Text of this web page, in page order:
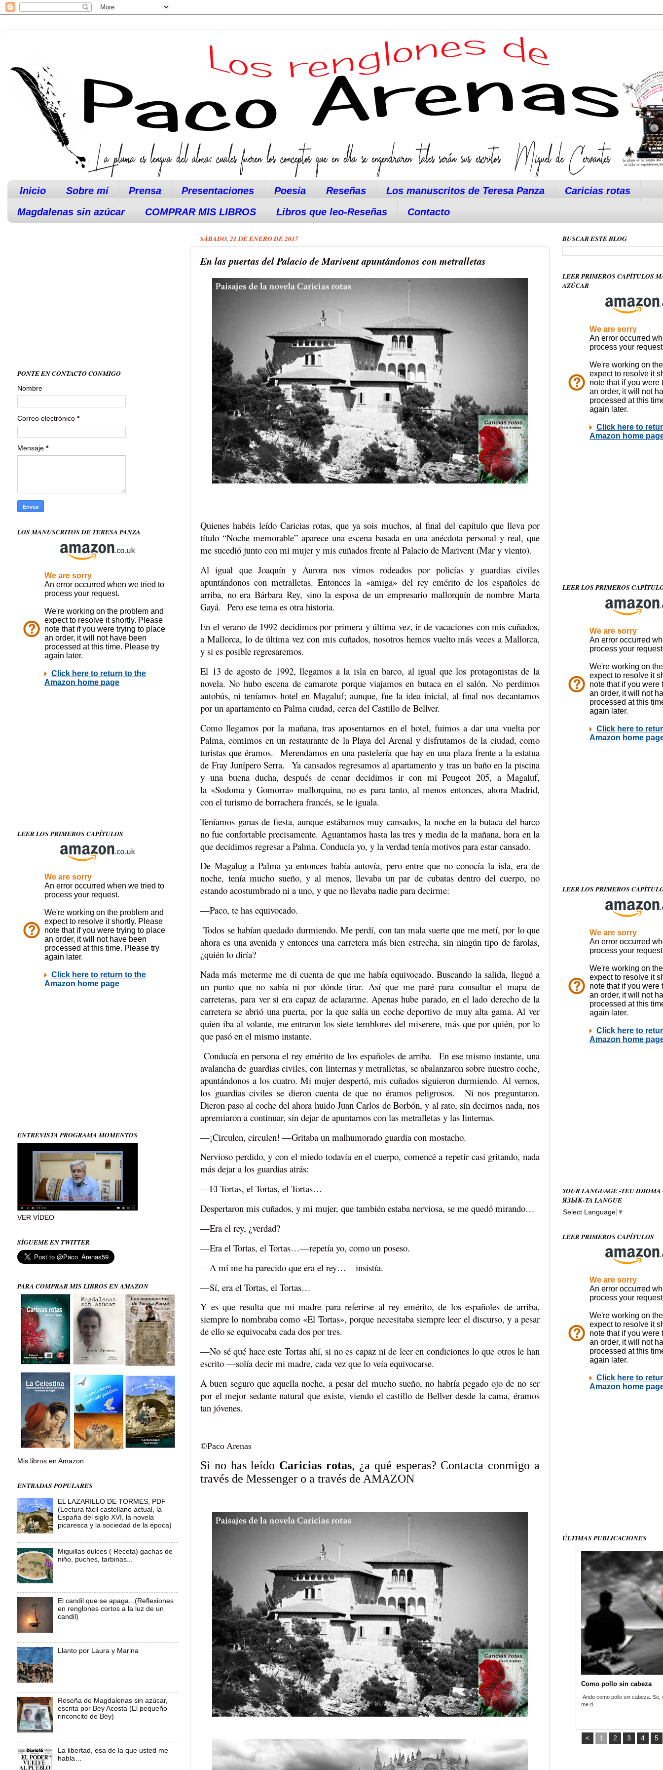
Inicio Sobre mí Prensa Presentaciones Poesía Reseñas Los manuscritos de Teresa Panza
Caricias rotas
Magdalenas sin azúcar
COMPRAR MIS LIBROS Libros que leo-Reseñas Contacto
SÁBADO, 21 DE ENERO DE 2017
En las puertas del Palacio de Marivent apuntándonos con metralletas
Quienes habéis leído Caricias rotas, que ya sois muchos, al final del capítulo que lleva por
título “Noche memorable” aparece una escena basada en una anécdota personal y real, que
me sucedió junto con mi mujer y mis cuñados frente al Palacio de Marivent (Mar y viento).
Al igual que Joaquín y Aurora nos vimos rodeados por policías y guardias civiles
apuntándonos con metralletas. Entonces la «amiga» del rey emérito de los españoles de
arriba, no era Bárbara Rey, sino la esposa de un empresario mallorquín de nombre Marta
Gayá. Pero ese tema es otra historia.
En el verano de 1992 decidimos por primera y última vez, ir de vacaciones con mis cuñados,
a Mallorca, lo de última vez con mis cuñados, nosotros hemos vuelto más veces a Mallorca,
y si es posible regresaremos.
El 13 de agosto de 1992, llegamos a la isla en barco, al igual que los protagonistas de la
novela. No hubo escena de camarote porque viajamos en butaca en el salón. No perdimos
autobús, ni teníamos hotel en Magaluf; aunque, fue la idea inicial, al final nos decantamos
por un apartamento en Palma ciudad, cerca del Castillo de Bellver.
Como llegamos por la mañana, tras aposentarnos en el hotel, fuimos a dar una vuelta por
Palma, comimos en un restaurante de la Playa del Arenal y disfrutamos de la ciudad, como
turistas que éramos. Merendamos en una pastelería que hay en una plaza frente a la estatua
de Fray Junípero Serra. Ya cansados regresamos al apartamento y tras un baño en la piscina
y una buena ducha, después de cenar decidimos ir con mi Peugeot 205, a Magaluf,
la «Sodoma y Gomorra» mallorquina, no es para tanto, al menos entonces, ahora Madrid,
con el turismo de borrachera francés, se le iguala.
Teníamos ganas de fiesta, aunque estábamos muy cansados, la noche en la butaca del barco
no fue confortable precisamente. Aguantamos hasta las tres y media de la mañana, hora en la
que decidimos regresar a Palma. Conducía yo, y la verdad tenía motivos para estar cansado.
De Magalug a Palma ya entonces había autovía, pero entre que no conocía la isla, era de
noche, tenía mucho sueño, y al menos, llevaba un par de cubatas dentro del cuerpo, no
estando acostumbrado ni a uno, y que no llevaba nadie para decirme:
—Paco, te has equivocado.
Todos se habían quedado durmiendo. Me perdí, con tan mala suerte que me metí, por lo que
ahora es una avenida y entonces una carretera más bien estrecha, sin ningún tipo de farolas,
¿quién lo diría?
Nada más meterme me di cuenta de que me había equivocado. Buscando la salida, llegué a
un punto que no sabía ni por dónde tirar. Así que me paré para consultar el mapa de
carreteras, para ver si era capaz de aclararme. Apenas hube parado, en el lado derecho de la
carretera se abrió una puerta, por la que salía un coche deportivo de muy alta gama. Al ver
quien iba al volante, me entraron los siete temblores del miserere, más que por quién, por lo
que pasó en el mismo instante.
Conducía en persona el rey emérito de los españoles de arriba. En ese mismo instante, una
avalancha de guardias civiles, con linternas y metralletas, se abalanzaron sobre nuestro coche,
apuntándonos a los cuatro. Mi mujer despertó, mis cuñados siguieron durmiendo. Al vernos,
los guardias civiles se dieron cuenta de que no éramos peligrosos. Ni nos preguntaron.
Dieron paso al coche del ahora huido Juan Carlos de Borbón, y al rato, sin decirnos nada, nos
apremiaron a continuar, sin dejar de apuntarnos con las metralletas y las linternas.
—¡Circulen, circulen! —Gritaba un malhumorado guardia con mostacho.
Nervioso perdido, y con el miedo todavía en el cuerpo, comencé a repetir casi gritando, nada
más dejar a los guardias atrás:
—El Tortas, el Tortas, el Tortas…
Despertaron mis cuñados, y mi mujer, que también estaba nerviosa, se me quedó mirando…
—Era el rey, ¿verdad?
—Era el Tortas, el Tortas…—repetía yo, como un poseso.
—A mí me ha parecido que era el rey…—insistía.
—Sí, era el Tortas, el Tortas…
Y es que resulta que mi madre para referirse al rey emérito, de los españoles de arriba,
siempre lo nombraba como «El Tortas», porque necesitaba siempre leer el discurso, y a pesar
de ello se equivocaba cada dos por tres.
—No sé qué hace este Tortas ahí, si no es capaz ni de leer en condiciones lo que otros le han
escrito —solía decir mi madre, cada vez que lo veía equivocarse.
A buen seguro que aquella noche, a pesar del mucho sueño, no habría pegado ojo de no ser
por el mejor sedante natural que existe, viendo el castillo de Bellver desde la cama, éramos
tan jóvenes.
©Paco Arenas
Si no has leído Caricias rotas, ¿a qué esperas? Contacta conmigo a
través de Messenger o a través de AMAZON
PONTE EN CONTACTO CONMIGO
Nombre
Correo electrónico *
Mensaje *
LOS MANUSCRITOS DE TERESA PANZA
LEER LOS PRIMEROS CAPÍTULOS
ENTREVISTA PROGRAMA MOMENTOS
VER VÍDEO
SÍGUEME EN TWITTER
PARA COMPRAR MIS LIBROS EN AMAZON
Mis libros en Amazon
ENTRADAS POPULARES
EL LAZARILLO DE TORMES, PDF
(Lectura fácil castellano actual, la
España del siglo XVI, la novela
picaresca y la sociedad de la época)
Miguillas dulces ( Receta) gachas de
niño, puches, tarbinas...
El candil que se apaga...(Reflexiones
en renglones cortos a la luz de un
candil)
Llanto por Laura y Marina
Reseña de Magdalenas sin azúcar,
escrita por Bey Acosta (El pequeño
rinconcito de Bey)
La libertad, esa de la que usted me
habla…
BUSCAR ESTE BLOG
LEER PRIMEROS CAPÍTULOS
AZÚCAR
LEER LOS PRIMEROS
LEER LOS PRIMEROS
YOUR LANGUAGE -TEU
ЯЗЫК-TA LANGUE
Select Language ▼
LEER PRIMEROS CAPÍTULOS
ÚLTIMAS PUBLICACIONES
Como pollo sin cabeza
Ando como pollo sin cabeza. Sé,
me d…
< 1 2 3 4 5